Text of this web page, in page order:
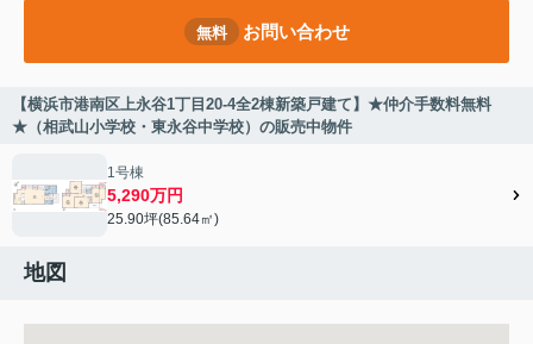
無料 お問い合わせ
【横浜市港南区上永谷1丁目20-4全2棟新築戸建て】★仲介手数料無料
★（相武山小学校・東永谷中学校）の販売中物件
1号棟
5,290万円
25.90坪(85.64㎡)
地図